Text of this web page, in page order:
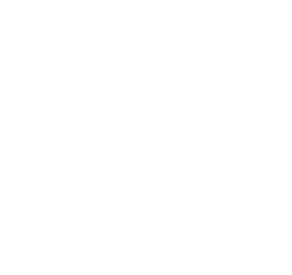
Montsecret
/ 9h-18h